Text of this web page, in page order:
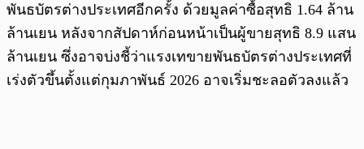
พันธบัตรต่างประเทศอีกครั้ง ด้วยมูลค่าซื้อสุทธิ 1.64 ล้าน
ล้านเยน หลังจากสัปดาห์ก่อนหน้าเป็นผู้ขายสุทธิ 8.9 แสน
ล้านเยน ซึ่งอาจบ่งชี้ว่าแรงเทขายพันธบัตรต่างประเทศที่
เร่งตัวขึ้นตั้งแต่กุมภาพันธ์ 2026 อาจเริ่มชะลอตัวลงแล้ว